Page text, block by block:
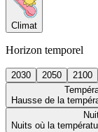
Climat
Horizon temporel
2030 2050
2100
Hausse de la
Nuits où la